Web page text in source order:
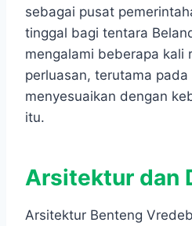
sebagai pusat
tinggal bagi tentara
mengalami beberapa kali
perluasan, terutama
menyesuaikan dengan
itu.
Arsitektur dan
Arsitektur Benteng